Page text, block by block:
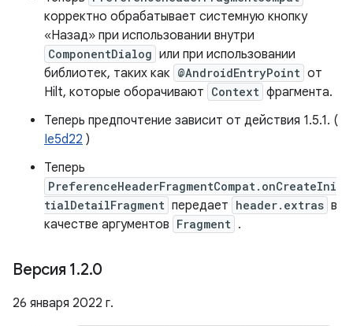
корректно обрабатывает системную кнопку
«Назад» при использовании внутри
ComponentDialog или при использовании
библиотек, таких как @AndroidEntryPoint от
Hilt, которые оборачивают Context фрагмента.
Теперь предпочтение зависит от действия 1.5.1. (
Ie5d22 )
Теперь
PreferenceHeaderFragmentCompat.onCreateIni
tialDetailFragment передает header.extras в
качестве аргументов Fragment .
Версия 1.2.0
26 января 2022 г.